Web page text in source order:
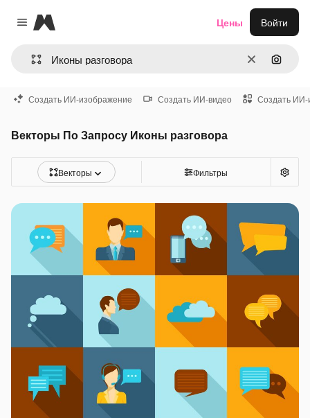
Close menu
Magnific
ОчиститьПоиск
Цены Войти
Создать ИИ-изображение Создать ИИ-видео Создать ИИ-
Векторы По Запросу Иконы разговора
Векторы Фильтры